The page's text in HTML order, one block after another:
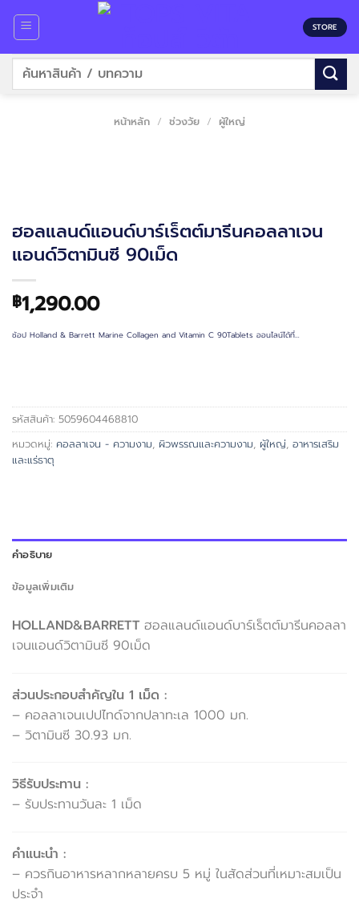
content
STORE
ค้นหา:
หน้าหลัก / ช่วงวัย / ผู้ใหญ่
ฮอลแลนด์แอนด์บาร์เร็ตต์มารีนคอลลาเจน
แอนด์วิตามินซี 90เม็ด
฿1,290.00
ช้อป Holland & Barrett Marine Collagen and Vitamin C 90Tablets ออนไลน์ได้ที่…
รหัสสินค้า: 5059604468810
หมวดหมู่: คอลลาเจน - ความงาม, ผิวพรรณและความงาม, ผู้ใหญ่, อาหารเสริม
และแร่ธาตุ
คำอธิบาย
ข้อมูลเพิ่มเติม
HOLLAND&BARRETT ฮอลแลนด์แอนด์บาร์เร็ตต์มารีนคอลลา
เจนแอนด์วิตามินซี 90เม็ด
ส่วนประกอบสำคัญใน 1 เม็ด :
– คอลลาเจนเปปไทด์จากปลาทะเล 1000 มก.
– วิตามินซี 30.93 มก.
วิธีรับประทาน :
– รับประทานวันละ 1 เม็ด
คำแนะนำ :
– ควรกินอาหารหลากหลายครบ 5 หมู่ ในสัดส่วนที่เหมาะสมเป็น
ประจำ